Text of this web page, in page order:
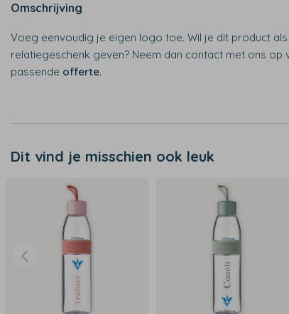
Omschrijving
Voeg eenvoudig je eigen logo toe. Wil je dit product als
relatiegeschenk geven? Neem dan contact met ons op
passende offerte.
Dit vind je misschien ook leuk